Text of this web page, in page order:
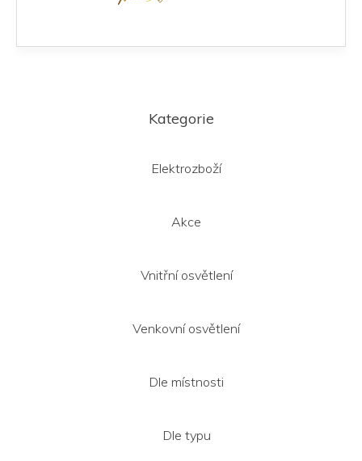
Kategorie
Elektrozboží
Akce
Vnitřní osvětlení
Venkovní osvětlení
Dle místnosti
Dle typu